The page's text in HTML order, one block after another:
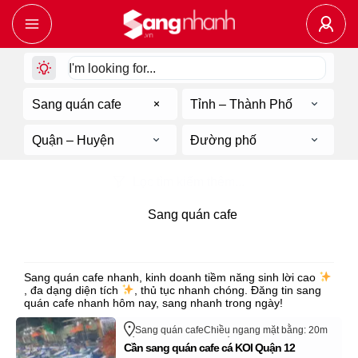
Sang quán cafe Tỉnh – Thành Phố
Quận – Huyện Đường phố
Sang quán cafe
Sang quán cafe nhanh, kinh doanh tiềm năng sinh lời cao
, đa dạng diện tích
, thủ tục nhanh chóng. Đăng tin sang
quán cafe nhanh hôm nay, sang nhanh trong ngày!
Sang quán cafeChiều ngang mặt bằng: 20m
Trần Thị Năm
Quận 12 Hồ Chí Minh
Cửa hàng, quán đã sang nhượng thành công
Cần sang quán cafe cá KOI Quận 12